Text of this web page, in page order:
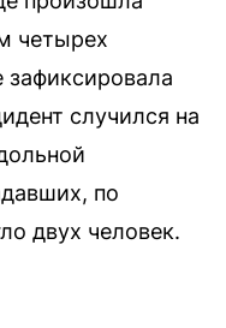
четырех
случился на
по
двух человек.